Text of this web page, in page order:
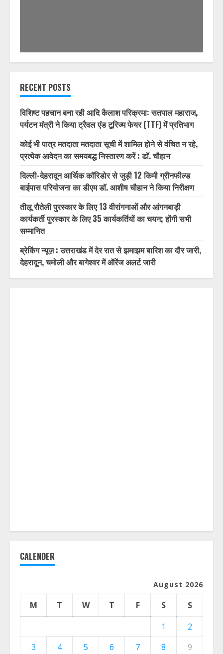
RECENT POSTS
विशिष्ट पहचान बना रही आदि कैलाश परिक्रमा: सतपाल महाराज,
पर्यटन मंत्री ने किया ट्रैवल एंड टूरिज्म फेयर (TTF) में प्रतिभाग
कोई भी पात्र मतदाता मतदाता सूची में शामिल होने से वंचित न रहे,
प्रत्येक आवेदन का समयबद्ध निस्तारण करें : डॉ. चौहान
दिल्ली-देहरादून आर्थिक कॉरिडोर से जुड़ी 12 किमी ग्रीनफील्ड
बाईपास परियोजना का डीएम डॉ. आशीष चौहान ने किया निरीक्षण
तीलू रौतेली पुरस्कार के लिए 13 वीरांगनाओं और आंगनबाड़ी
कार्यकर्ती पुरस्कार के लिए 35 कार्यकर्तियों का चयन; होंगी सभी
सम्मानित
ब्रेकिंग न्यूज़ : उत्तराखंड में देर रात से झमाझम बारिश का दौर जारी,
देहरादून, चमोली और बागेश्वर में ऑरेंज अलर्ट जारी
CALENDER
August 2026
M T W T F S
S
1
2
3
4 5 6 7 8 9